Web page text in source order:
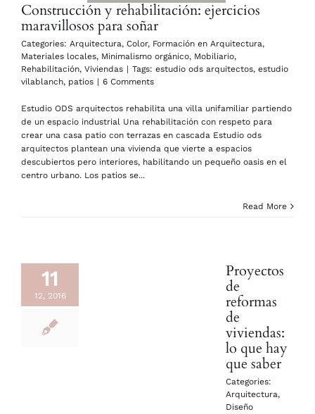
Construcción y rehabilitación: ejercicios
maravillosos para soñar
Categories: Arquitectura, Color, Formación en Arquitectura,
Materiales locales, Minimalismo orgánico, Mobiliario,
Rehabilitación, Viviendas | Tags: estudio ods arquitectos, estudio
vilablanch, patios | 6 Comments
Estudio ODS arquitectos rehabilita una villa unifamiliar partiendo
de un espacio industrial Una rehabilitación con respeto para
crear una casa patio con terrazas en cascada Estudio ods
arquitectos plantean una vivienda que vierte a espacios
descubiertos pero interiores, habilitando un pequeño oasis en el
centro urbano. Los patios se...
Read More
11
12, 2016
Proyectos
de
reformas
de
viviendas:
lo que hay
que saber
Categories:
Arquitectura,
Diseño